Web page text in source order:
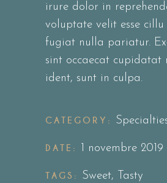
irure dolor in
voluptate velit esse cillu
fugiat nulla pariatur.
sint occaecat cupidatat
ident, sunt in culpa.
CATEGORY:
DATE: 1 novembre 2019
TAGS: Sweet, Tasty